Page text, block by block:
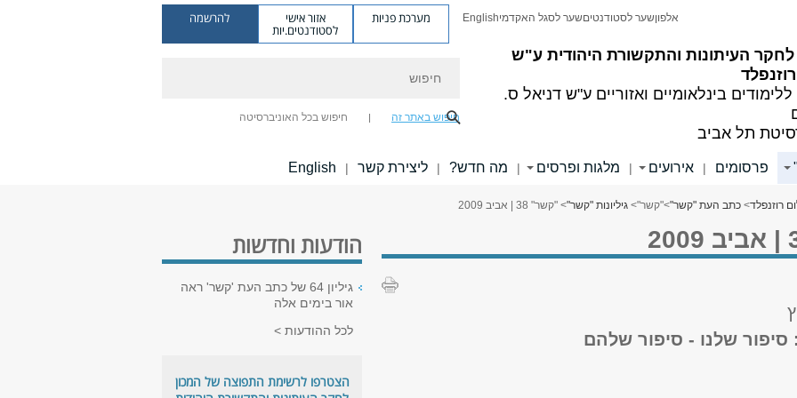
לחקר העיתונות והתקשורת היהודית ע"ש
בינלאומיים ואזוריים ע"ש דניאל ס.
תל אביב
אלפוןשער לסטודנטיםשער לסגל האקדמיEnglish מערכת פניות אזור אישי
לסטודנטים.יות
להרשמה
חיפוש באתר זה חיפוש בכל האוניברסיטה
פרסומים | אירועים | מלגות ופרסים | מה חדש? | ליצירת קשר |
English
רוזנפלד> כתב העת "קשר">"קשר"> גיליונות "קשר"> "קשר" 38 | אביב 2009
סיפור שלנו - סיפור שלהם
הודעות וחדשות
גיליון 64 של כתב העת 'קשר' ראה
אור בימים אלה
לכל ההודעות
הצטרפו לרשימת התפוצה של המכון